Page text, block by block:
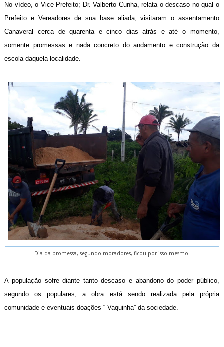
No vídeo, o Vice Prefeito; Dr. Valberto Cunha, relata o descaso no qual o
Prefeito e Vereadores de sua base aliada, visitaram o assentamento
Canaveral cerca de quarenta e cinco dias atrás e até o momento,
somente promessas e nada concreto do andamento e construção da
escola daquela localidade.
Dia da promessa, segundo moradores, ficou por isso mesmo.
A população sofre diante tanto descaso e abandono do poder público,
segundo os populares, a obra está sendo realizada pela própria
comunidade e eventuais doações “ Vaquinha” da sociedade.